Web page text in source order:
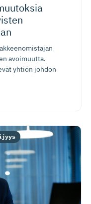
avoimuutta.
yhtiön johdon